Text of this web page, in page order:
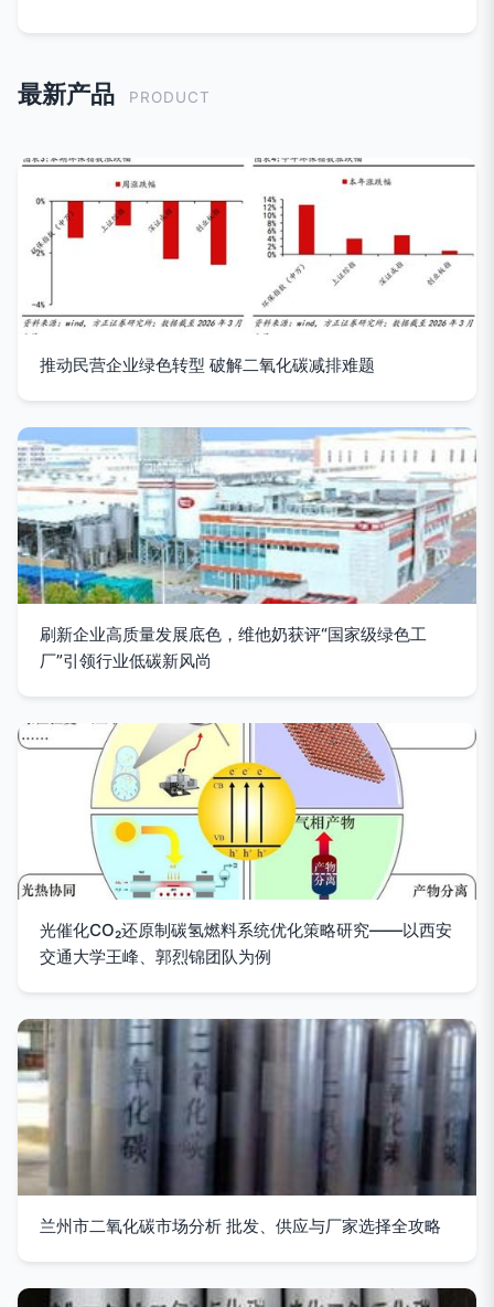
最新产品 PRODUCT
推动民营企业绿色转型 破解二氧化碳减排难题
刷新企业高质量发展底色，维他奶获评“国家级绿色工
厂”引领行业低碳新风尚
光催化CO₂还原制碳氢燃料系统优化策略研究——以西安
交通大学王峰、郭烈锦团队为例
兰州市二氧化碳市场分析 批发、供应与厂家选择全攻略